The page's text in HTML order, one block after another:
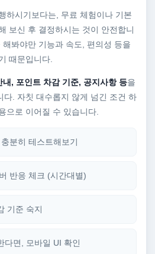
하시기보다는, 무료 체험이나 기본
보신 후 결정하시는 것이 안전합니
봐야만 기능과 속도, 편의성 등을
때문입니다.
내, 포인트 차감 기준, 공지사항 등을
다. 자칫 대수롭지 않게 넘긴 조건 하
으로 이어질 수 있습니다.
분히 테스트해보기
반응 체크 (시간대별)
기준 숙지
다면, 모바일 UI 확인